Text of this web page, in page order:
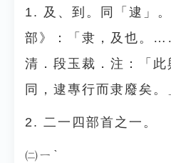
1. 及、到。同「逮」
部》：「隶，及也。
清．段玉裁．注：「此
同，逮專行而隶廢矣。
2. 二一四部首之一。
㈡ㄧˋ